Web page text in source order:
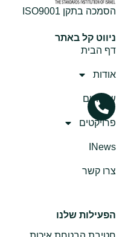
הסמכה בתקן ISO9001
ניווט קל באתר
דף הבית
אודות
שירותים
פרויקטים
INews
צרו קשר
הפעילות שלנו